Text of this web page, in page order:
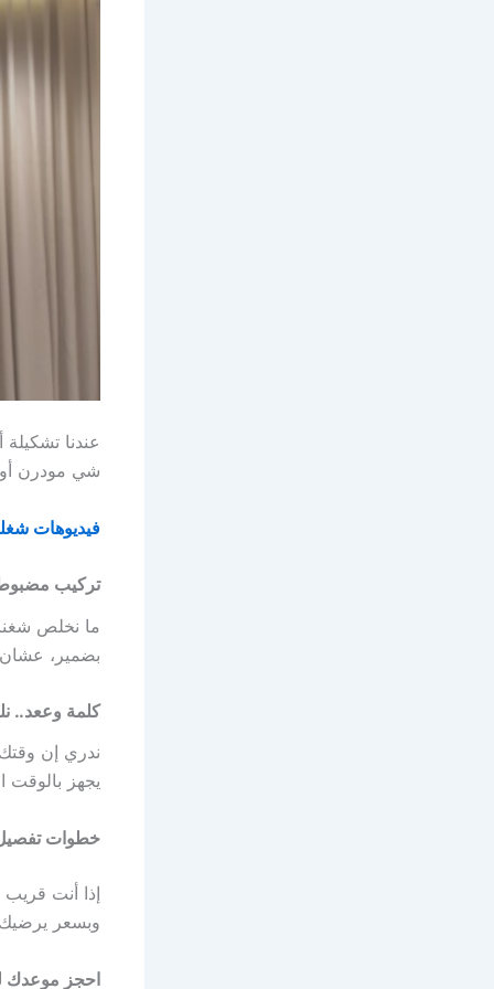
عندنا
شي مودرن
فيديوهات
تركيب
ما نخلص
بضمير، عشان
كلمة وععد..
ندري إن وقتك
يجهز بالوقت
خطوات
إذا أنت
وبسعر
احجز موعدك